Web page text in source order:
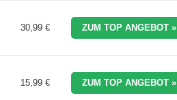
30,99 € ZUM TOP ANGEBOT »
15,99 € ZUM TOP ANGEBOT »